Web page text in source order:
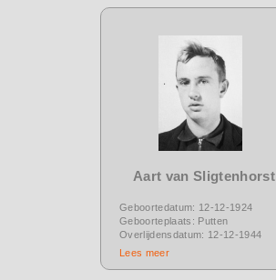
Aart van Sligtenhorst
Geboortedatum: 12-12-1924
Geboorteplaats: Putten
Overlijdensdatum: 12-12-1944
Lees meer